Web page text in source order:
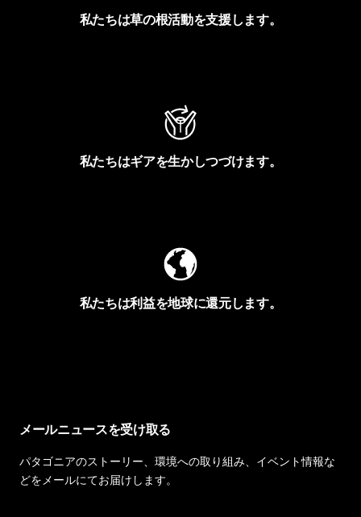
私たちは草の根活動を支援します。
私たちはギアを生かしつづけます。
私たちは利益を地球に還元します。
メールニュースを受け取る
パタゴニアのストーリー、環境への取り組み、イベント情報な
どをメールにてお届けします。